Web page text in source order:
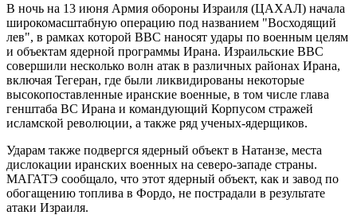
В ночь на 13 июня Армия обороны Израиля (ЦАХАЛ) начала
широкомасштабную операцию под названием "Восходящий
лев", в рамках которой ВВС наносят удары по военным целям
и объектам ядерной программы Ирана. Израильские ВВС
совершили несколько волн атак в различных районах Ирана,
включая Тегеран, где были ликвидированы некоторые
высокопоставленные иранские военные, в том числе глава
генштаба ВС Ирана и командующий Корпусом стражей
исламской революции, а также ряд ученых-ядерщиков.
Ударам также подвергся ядерный объект в Натанзе, места
дислокации иранских военных на северо-западе страны.
МАГАТЭ сообщало, что этот ядерный объект, как и завод по
обогащению топлива в Фордо, не пострадали в результате
атаки Израиля.